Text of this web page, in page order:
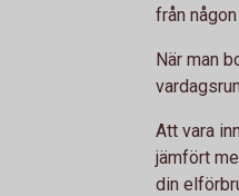
från någon
När man
Att vara
jämfört
din